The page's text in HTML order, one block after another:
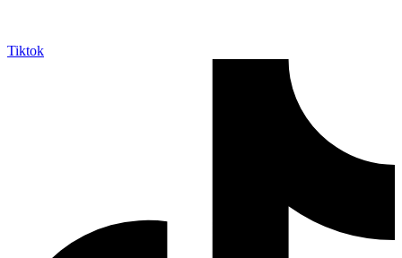
Tiktok